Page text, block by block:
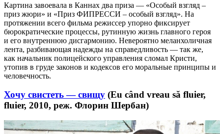
Картина завоевала в Каннах два приза — «Особый взгляд –
приз жюри» и «Приз ФИПРЕССИ – особый взгляд». На
протяжении всего фильма режиссер упорно фиксирует
бюрократические процессы, рутинную жизнь главного героя
и его внутреннюю дисгармонию. Невероятно меланхоличная
лента, разбивающая надежды на справедливость — так же,
как начальник полицейского управления сломал Кристи,
утопив в груде законов и кодексов его моральные принципы и
человечность.
Хочу свистеть — свищу (Eu când vreau să fluier,
fluier, 2010, реж. Флорин Шербан)